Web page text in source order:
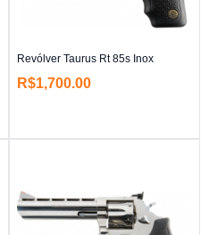
Revólver Taurus Rt 85s Inox
R$1,700.00